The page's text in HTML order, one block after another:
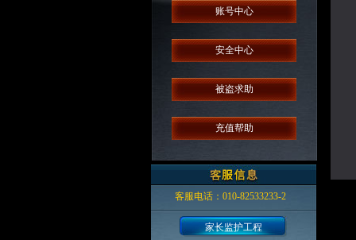
账号中心
安全中心
被盗求助
充值帮助
客服电话：010-82533233-2
家长监护工程